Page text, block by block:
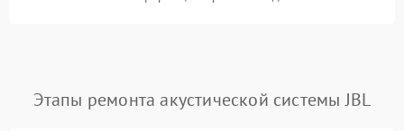
Этапы ремонта акустической системы JBL